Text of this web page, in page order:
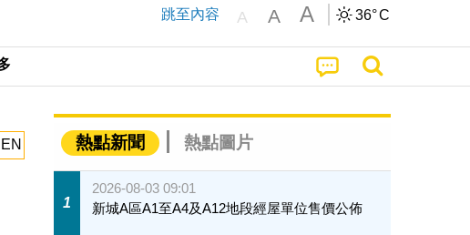
跳至內容 A A A 36°C
EN 熱點新聞 熱點圖片
1
2026-08-03 09:01
新城A區A1至A4及A12地段經屋單位售價公佈